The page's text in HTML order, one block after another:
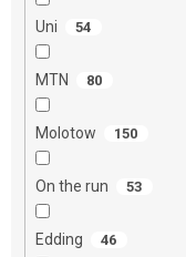
Uni 54
MTN 80
Molotow 150
On the run 53
Edding 46